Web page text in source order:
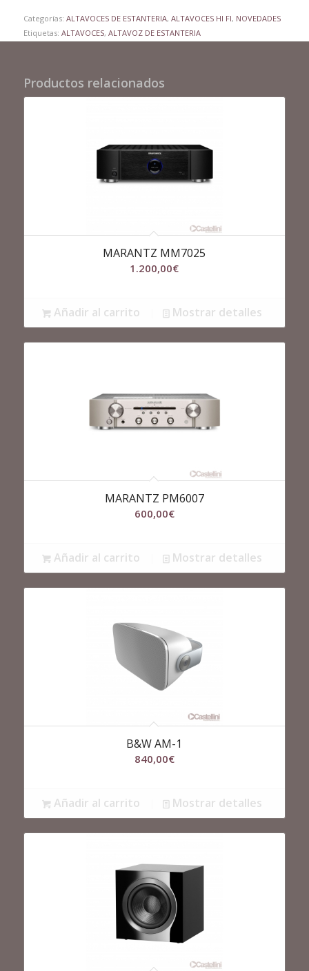
Categorías: ALTAVOCES DE ESTANTERIA, ALTAVOCES HI FI, NOVEDADES
Etiquetas: ALTAVOCES, ALTAVOZ DE ESTANTERIA
Productos relacionados
MARANTZ MM7025
1.200,00€
Añadir al carrito Mostrar detalles
MARANTZ PM6007
600,00€
Añadir al carrito Mostrar detalles
B&W AM-1
840,00€
Añadir al carrito Mostrar detalles